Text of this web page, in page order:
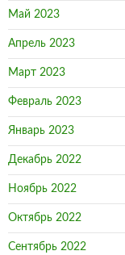
Май 2023
Апрель 2023
Март 2023
Февраль 2023
Январь 2023
Декабрь 2022
Ноябрь 2022
Октябрь 2022
Сентябрь 2022